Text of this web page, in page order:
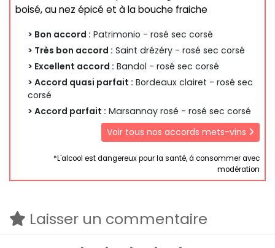
boisé, au nez épicé et à la bouche fraiche
> Bon accord : Patrimonio - rosé sec corsé
> Très bon accord : Saint drézéry - rosé sec corsé
> Excellent accord : Bandol - rosé sec corsé
> Accord quasi parfait : Bordeaux clairet - rosé sec
corsé
> Accord parfait : Marsannay rosé - rosé sec corsé
Voir tous nos accords mets-vins
*L'alcool est dangereux pour la santé, à consommer avec
modération
Laisser un commentaire